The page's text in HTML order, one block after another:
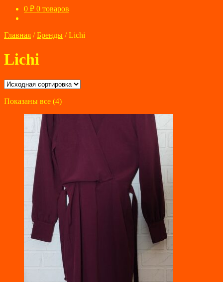
0 ₽ 0 товаров
Главная /Бренды /Lichi
Lichi
Показаны все (4)